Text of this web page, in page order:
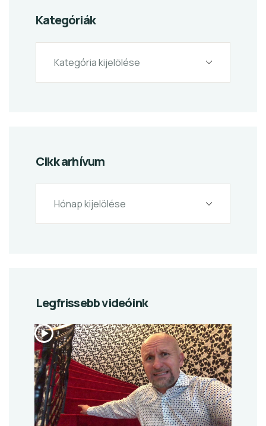
Kategóriák
Cikk arhívum
Legfrissebb videóink